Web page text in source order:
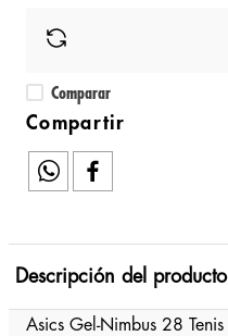
Comparar
Descripción del producto
Asics Gel-Nimbus 28